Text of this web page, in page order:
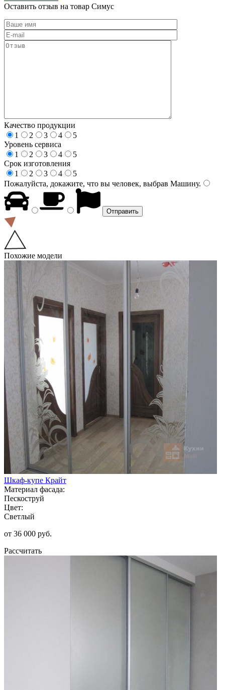
Оставить отзыв на товар Симус
Качество продукции
1
2 3 4
5
Уровень сервиса
1
2 3 4
5
Срок изготовления
1
2 3 4
5
Пожалуйста, докажите, что вы человек, выбрав Машину.
Похожие модели
Шкаф-купе Крайт
Материал фасада:
Пескоструй
Цвет:
Светлый
от 36 000 руб.
Рассчитать